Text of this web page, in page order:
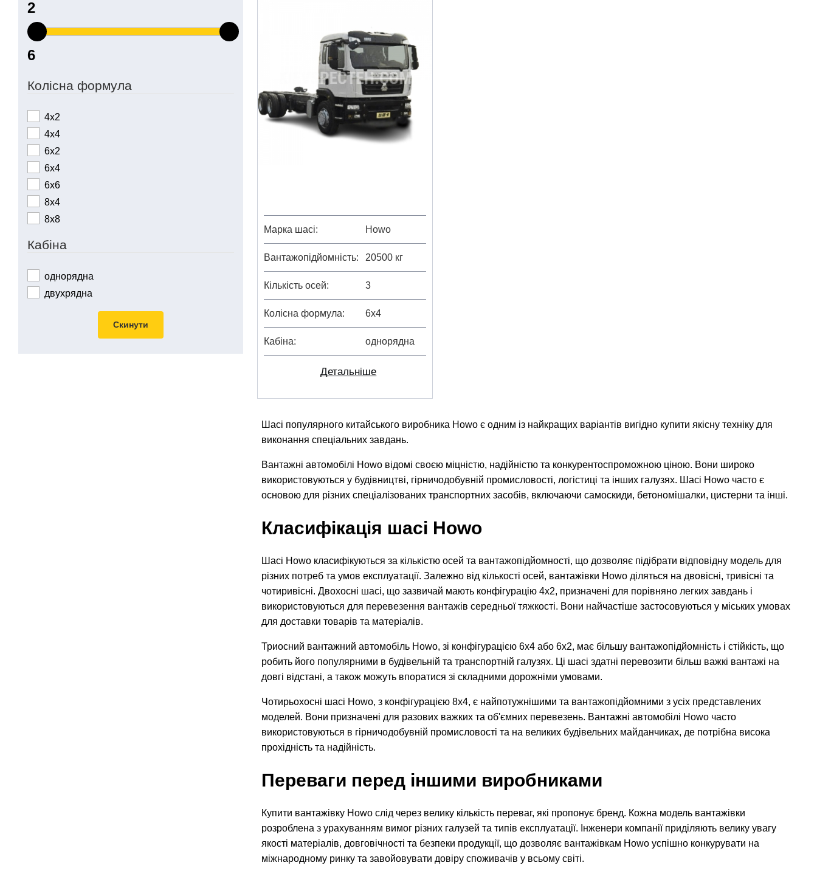
Марка шасі Howo
Вантажопідйомність 20500 кг
Кількість осей 3
Колісна формула 6х4
Кабіна однорядна
Детальніше
Шасі популярного китайського виробника Howo є одним із найкращих варіантів вигідно купити якісну техніку для
виконання спеціальних завдань.
Вантажні автомобілі Howo відомі своєю міцністю, надійністю та конкурентоспроможною ціною. Вони широко
використовуються у будівництві, гірничодобувній промисловості, логістиці та інших галузях. Шасі Howo часто є
основою для різних спеціалізованих транспортних засобів, включаючи самоскиди, бетономішалки, цистерни та інші.
Класифікація шасі Howo
Шасі Howo класифікуються за кількістю осей та вантажопідйомності, що дозволяє підібрати відповідну модель для
різних потреб та умов експлуатації. Залежно від кількості осей, вантажівки Howo діляться на двовісні, тривісні та
чотиривісні. Двохосні шасі, що зазвичай мають конфігурацію 4x2, призначені для порівняно легких завдань і
використовуються для перевезення вантажів середньої тяжкості. Вони найчастіше застосовуються у міських умовах
для доставки товарів та матеріалів.
Триосний вантажний автомобіль Howo, зі конфігурацією 6x4 або 6x2, має більшу вантажопідйомність і стійкість, що
робить його популярними в будівельній та транспортній галузях. Ці шасі здатні перевозити більш важкі вантажі на
довгі відстані, а також можуть впоратися зі складними дорожніми умовами.
Чотирьохосні шасі Howo, з конфігурацією 8x4, є найпотужнішими та вантажопідйомними з усіх представлених
моделей. Вони призначені для разових важких та об'ємних перевезень. Вантажні автомобілі Howo часто
використовуються в гірничодобувній промисловості та на великих будівельних майданчиках, де потрібна висока
прохідність та надійність.
Переваги перед іншими виробниками
Купити вантажівку Howo слід через велику кількість переваг, які пропонує бренд. Кожна модель вантажівки
розроблена з урахуванням вимог різних галузей та типів експлуатації. Інженери компанії приділяють велику увагу
якості матеріалів, довговічності та безпеки продукції, що дозволяє вантажівкам Howo успішно конкурувати на
міжнародному ринку та завойовувати довіру споживачів у всьому світі.
Колісна формула
4х2
4х4
6х2
6х4
6х6
8х4
8х8
Кабіна
однорядна
двухрядна
Скинути